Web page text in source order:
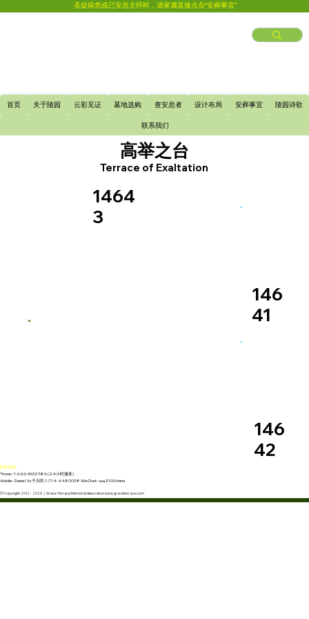
圣徒病危或已安息主怀时，请家属直接点击“安葬事宜”
首页 关于陵园 云彩见证 墓地选购 查安息者 设计布局 安葬事宜 陵园诗歌
联系我们
高举之台
Terrace of Exaltation
1464
3
146
41
146
42
联络信息：
Phone: 1-626-3632586 (24小时服务)
Mobile: Daniel Yu 于兴民 1-714-4480098 WeChat: usa2100china
© Copyright 2012 - 2025 | Grace Terrace Memorial Associaton www.graceterrace.com